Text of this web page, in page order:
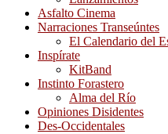
Asfalto Cinema
Narraciones Transeúntes
El Calendario del
Inspírate
KitBand
Instinto Forastero
Alma del Río
Opiniones Disidentes
Des-Occidentales